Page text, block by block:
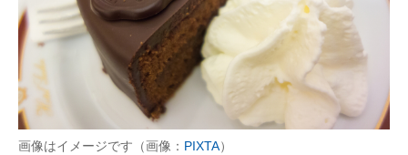
ビジネスと働き方のヒント
AI活用のいまが分かる
企業ITのトレンドを詳説
画像はイメージです（画像： PIXTA）